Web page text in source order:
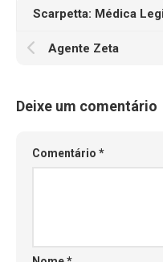
Scarpetta: Médica
Agente Zeta
Deixe um comentário
Comentário *